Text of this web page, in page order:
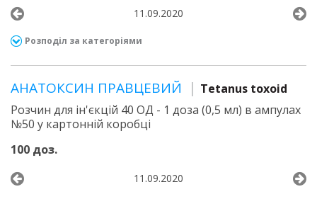
11.09.2020
Розподіл за категоріями
АНАТОКСИН ПРАВЦЕВИЙ
Tetanus toxoid
Розчин для ін'єкцій 40 ОД - 1 доза (0,5 мл) в ампулах
№50 у картонній коробці
100 доз.
11.09.2020